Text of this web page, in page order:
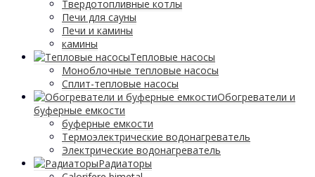
Твердотопливные котлы
Печи для сауны
Печи и камины
камины
Тепловые насосы
Моноблочные тепловые насосы
Сплит-тепловые насосы
Обогреватели и
буферные емкости
буферные емкости
Термоэлектрические водонагреватель
Электрические водонагреватель
Радиаторы